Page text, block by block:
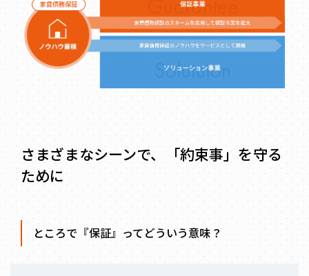
さまざまなシーンで、「約束事」を守る
ために
ところで『保証』ってどういう意味？